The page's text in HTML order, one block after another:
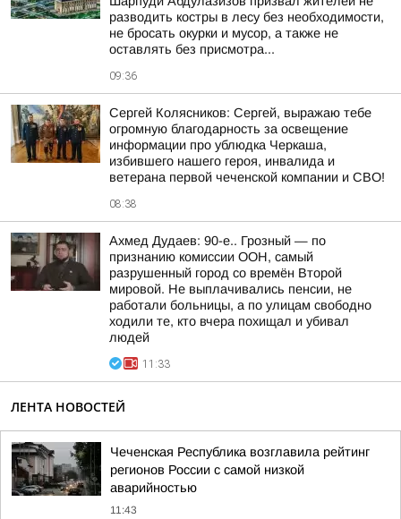
разводить костры в лесу без необходимости,
не бросать окурки и мусор, а также не
оставлять без присмотра...
09:36
Сергей Колясников: Сергей, выражаю тебе
огромную благодарность за освещение
информации про ублюдка Черкаша,
избившего нашего героя, инвалида и
ветерана первой чеченской компании и СВО!
08:38
Ахмед Дудаев: 90-е.. Грозный — по
признанию комиссии ООН, самый
разрушенный город со времён Второй
мировой. Не выплачивались пенсии, не
работали больницы, а по улицам свободно
ходили те, кто вчера похищал и убивал
людей
11:33
ЛЕНТА НОВОСТЕЙ
Чеченская Республика возглавила рейтинг
регионов России с самой низкой
аварийностью
11:43